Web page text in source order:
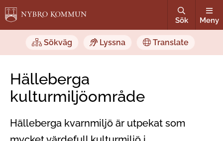
Sök Meny
Sökväg Lyssna Translate
Hälleberga
kulturmiljöområde
Hälleberga kvarnmiljö är utpekat som